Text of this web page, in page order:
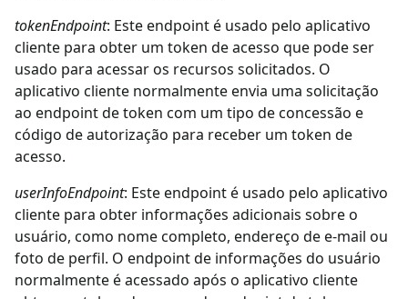
tokenEndpoint: Este endpoint é usado pelo aplicativo
cliente para obter um token de acesso que pode ser
usado para acessar os recursos solicitados. O
aplicativo cliente normalmente envia uma solicitação
ao endpoint de token com um tipo de concessão e
código de autorização para receber um token de
acesso.
userInfoEndpoint: Este endpoint é usado pelo aplicativo
cliente para obter informações adicionais sobre o
usuário, como nome completo, endereço de e-mail ou
foto de perfil. O endpoint de informações do usuário
normalmente é acessado após o aplicativo cliente